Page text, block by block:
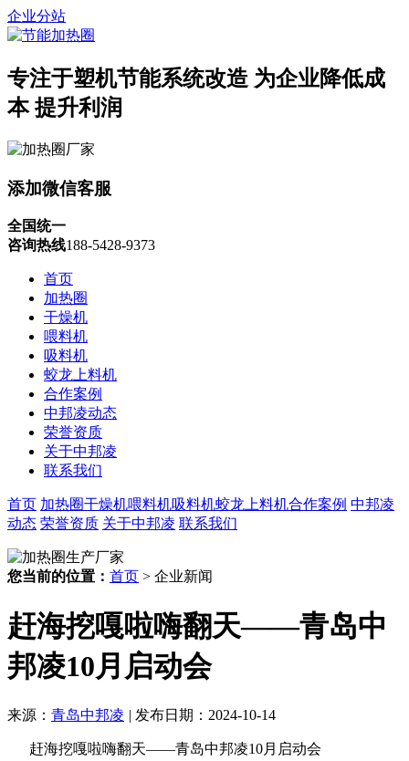
企业分站
专注于塑机节能系统改造 为企业降低成
本 提升利润
添加微信客服
全国统一
咨询热线188-5428-9373
首页
加热圈
干燥机
喂料机
吸料机
蛟龙上料机
合作案例
中邦凌动态
荣誉资质
关于中邦凌
联系我们
首页 加热圈干燥机喂料机吸料机蛟龙上料机合作案例 中邦凌
动态 荣誉资质 关于中邦凌 联系我们
您当前的位置： 首页 > 企业新闻
赶海挖嘎啦嗨翻天——青岛中
邦凌10月启动会
来源： 青岛中邦凌 | 发布日期：2024-10-14
赶海挖嘎啦嗨翻天——青岛中邦凌10月启动会